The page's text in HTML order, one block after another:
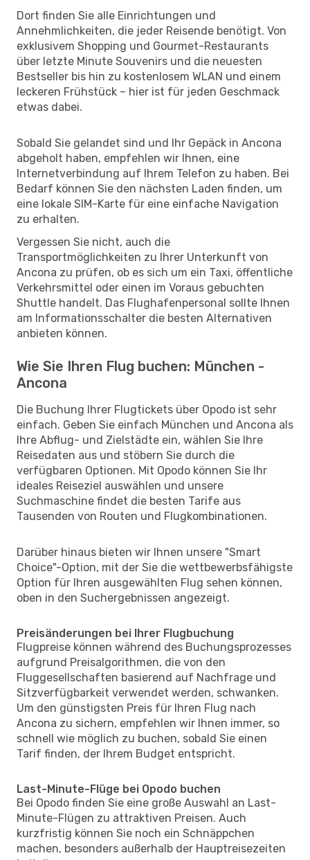
Dort finden Sie alle Einrichtungen und
Annehmlichkeiten, die jeder Reisende benötigt. Von
exklusivem Shopping und Gourmet-Restaurants
über letzte Minute Souvenirs und die neuesten
Bestseller bis hin zu kostenlosem WLAN und einem
leckeren Frühstück – hier ist für jeden Geschmack
etwas dabei.
Sobald Sie gelandet sind und Ihr Gepäck in Ancona
abgeholt haben, empfehlen wir Ihnen, eine
Internetverbindung auf Ihrem Telefon zu haben. Bei
Bedarf können Sie den nächsten Laden finden, um
eine lokale SIM-Karte für eine einfache Navigation
zu erhalten.
Vergessen Sie nicht, auch die
Transportmöglichkeiten zu Ihrer Unterkunft von
Ancona zu prüfen, ob es sich um ein Taxi, öffentliche
Verkehrsmittel oder einen im Voraus gebuchten
Shuttle handelt. Das Flughafenpersonal sollte Ihnen
am Informationsschalter die besten Alternativen
anbieten können.
Wie Sie Ihren Flug buchen: München -
Ancona
Die Buchung Ihrer Flugtickets über Opodo ist sehr
einfach. Geben Sie einfach München und Ancona als
Ihre Abflug- und Zielstädte ein, wählen Sie Ihre
Reisedaten aus und stöbern Sie durch die
verfügbaren Optionen. Mit Opodo können Sie Ihr
ideales Reiseziel auswählen und unsere
Suchmaschine findet die besten Tarife aus
Tausenden von Routen und Flugkombinationen.
Darüber hinaus bieten wir Ihnen unsere "Smart
Choice"-Option, mit der Sie die wettbewerbsfähigste
Option für Ihren ausgewählten Flug sehen können,
oben in den Suchergebnissen angezeigt.
Preisänderungen bei Ihrer Flugbuchung
Flugpreise können während des Buchungsprozesses
aufgrund Preisalgorithmen, die von den
Fluggesellschaften basierend auf Nachfrage und
Sitzverfügbarkeit verwendet werden, schwanken.
Um den günstigsten Preis für Ihren Flug nach
Ancona zu sichern, empfehlen wir Ihnen immer, so
schnell wie möglich zu buchen, sobald Sie einen
Tarif finden, der Ihrem Budget entspricht.
Last-Minute-Flüge bei Opodo buchen
Bei Opodo finden Sie eine große Auswahl an Last-
Minute-Flügen zu attraktiven Preisen. Auch
kurzfristig können Sie noch ein Schnäppchen
machen, besonders außerhalb der Hauptreisezeiten